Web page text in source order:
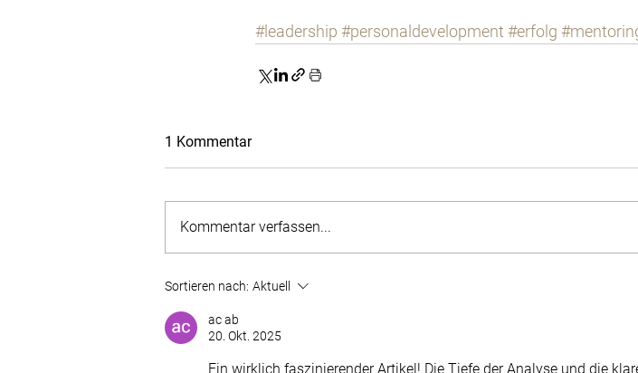
#leadership #personaldevelopment #erfolg
1 Kommentar
Kommentar verfassen...
Sortieren nach: Aktuell
ac ab
20. Okt. 2025
Ein wirklich faszinierender Artikel! Die Tiefe der Analyse und die